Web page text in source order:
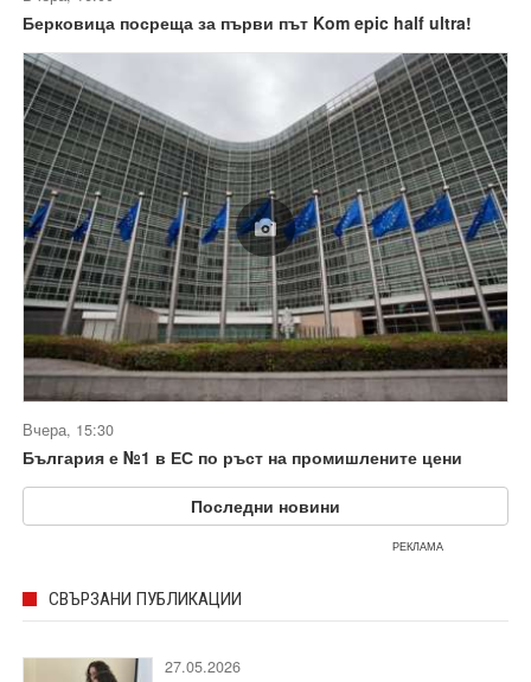
Берковица посреща за първи път Kom epic half ultra!
Вчера, 15:30
България е №1 в ЕС по ръст на промишлените цени
Последни новини
РЕКЛАМА
СВЪРЗАНИ ПУБЛИКАЦИИ
27.05.2026